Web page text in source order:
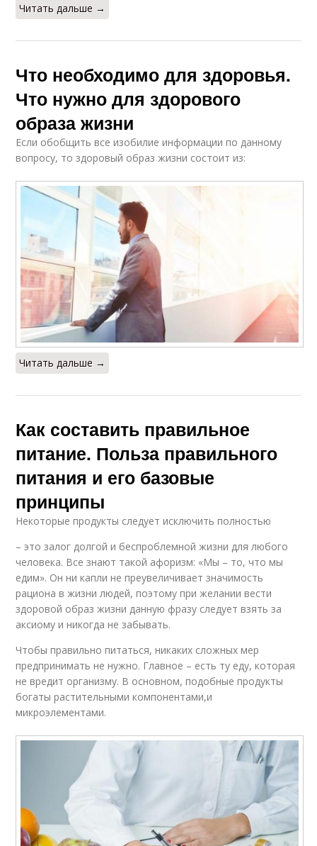
Читать дальше →
Что необходимо для здоровья.
Что нужно для здорового
образа жизни
Если обобщить все изобилие информации по данному
вопросу, то здоровый образ жизни состоит из:
Читать дальше →
Как составить правильное
питание. Польза правильного
питания и его базовые
принципы
Некоторые продукты следует исключить полностью
– это залог долгой и беспроблемной жизни для любого
человека. Все знают такой афоризм: «Мы – то, что мы
едим». Он ни капли не преувеличивает значимость
рациона в жизни людей, поэтому при желании вести
здоровой образ жизни данную фразу следует взять за
аксиому и никогда не забывать.
Чтобы правильно питаться, никаких сложных мер
предпринимать не нужно. Главное – есть ту еду, которая
не вредит организму. В основном, подобные продукты
богаты растительными компонентами,и
микроэлементами.